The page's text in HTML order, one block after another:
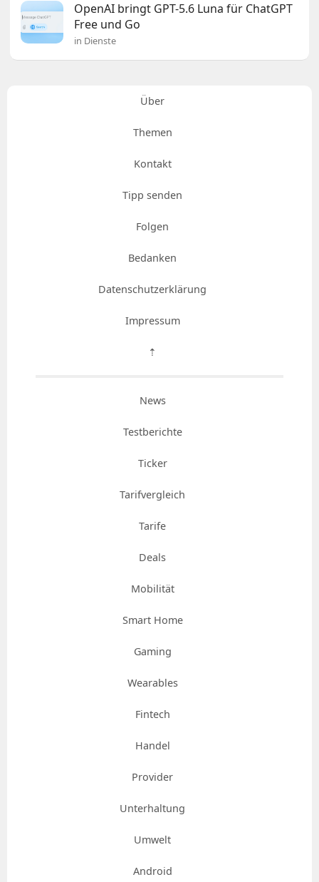
OpenAI bringt GPT-5.6 Luna für ChatGPT
Free und Go
in Dienste
Über
Themen
Kontakt
Tipp senden
Folgen
Bedanken
Datenschutzerklärung
Impressum
⇡
News
Testberichte
Ticker
Tarifvergleich
Tarife
Deals
Mobilität
Smart Home
Gaming
Wearables
Fintech
Handel
Provider
Unterhaltung
Umwelt
Android